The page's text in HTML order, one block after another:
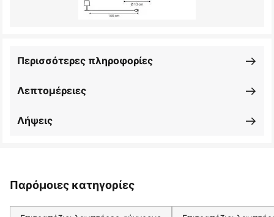
Λεπτομέρειες
Περισσότερες πληροφορίες
Λήψεις
Παρόμοιες κατηγορίες